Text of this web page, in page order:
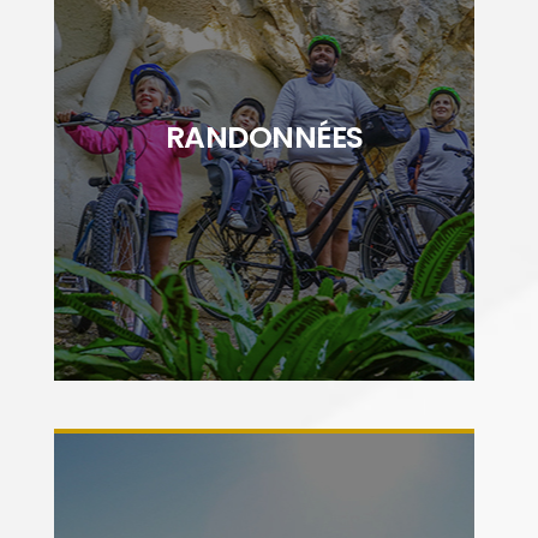
RANDONNÉES
"Découvrez ou redécouvrez les paysages
Cœur de Saintonge à pied ou à vélo. Entre
nature et patrimoine, vous serez charmé par
la richesse du territoire"
DÉCOUVRIR